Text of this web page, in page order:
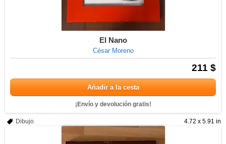
El Nano
César Moreno
211 $
Añadir a la cesta
¡Envío y devolución gratis!
4.72 x 5.91 in
Dibujo